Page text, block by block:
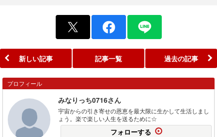
新しい記事 記事一覧 過去の記事
プロフィール
みなりっち0716さん
宇宙からの引き寄せの恩恵を最大限に生かして生活しまし
ょう。楽で楽しい人生を送るために☆
フォローする